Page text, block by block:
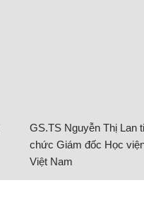
GS.TS Nguyễn Thị Lan
chức Giám đốc Học
Việt Nam